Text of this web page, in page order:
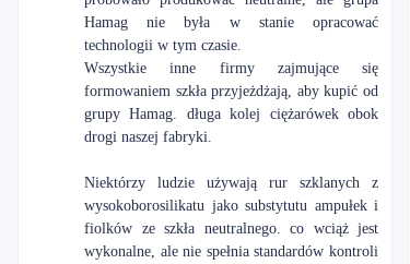
Hamag nie była w stanie opracować
technologii w tym czasie.
Wszystkie inne firmy zajmujące się
formowaniem szkła przyjeżdżają, aby kupić od
grupy Hamag. długa kolej ciężarówek obok
drogi naszej fabryki.
Niektórzy ludzie używają rur szklanych z
wysokoborosilikatu jako substytutu ampułek i
fiolków ze szkła neutralnego. co wciąż jest
wykonalne, ale nie spełnia standardów kontroli